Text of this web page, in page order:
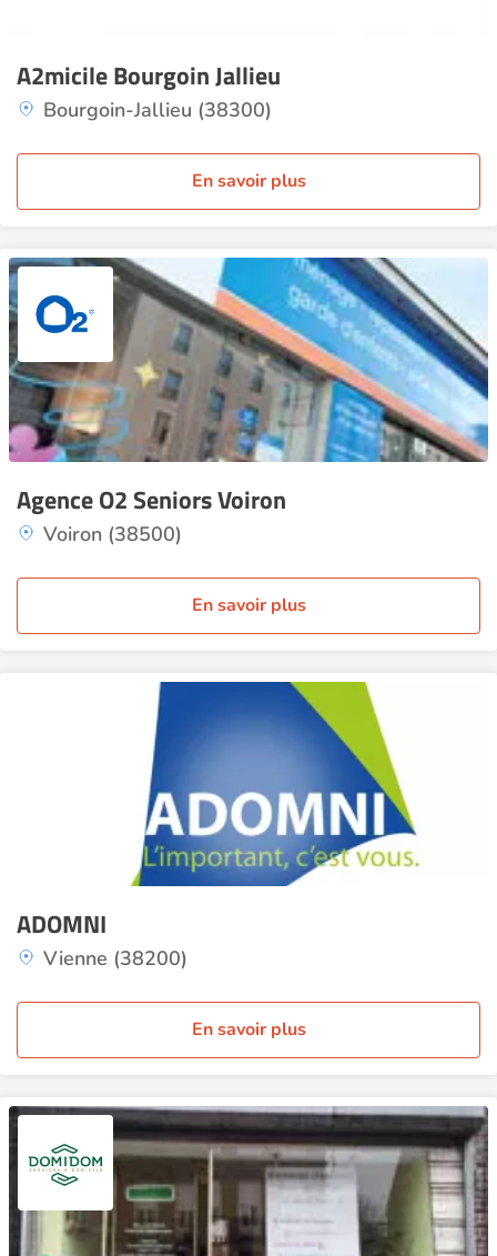
A2micile Bourgoin Jallieu
Bourgoin-Jallieu (38300)
En savoir plus
Agence O2 Seniors Voiron
Voiron (38500)
En savoir plus
ADOMNI
Vienne (38200)
En savoir plus